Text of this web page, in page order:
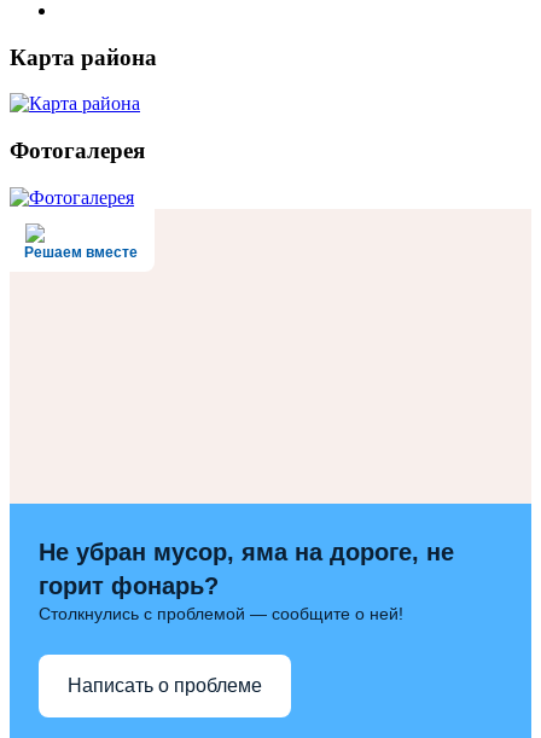
Карта района
Фотогалерея
Решаем вместе
Не убран мусор, яма на дороге, не
горит фонарь?
Столкнулись с проблемой — сообщите о ней!
Написать о проблеме